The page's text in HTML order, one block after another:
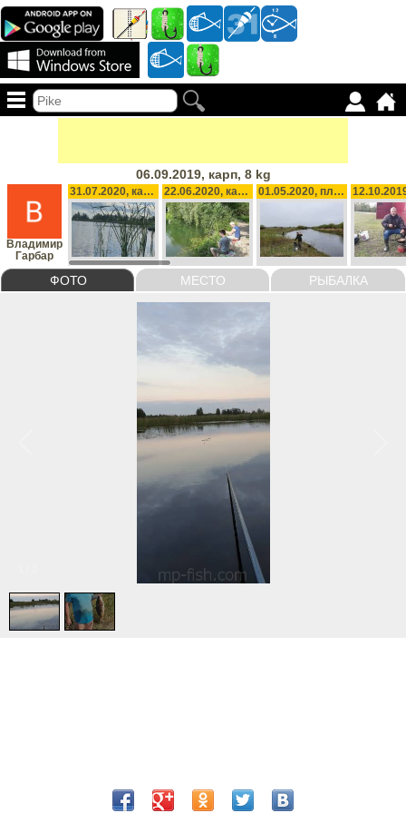
06.09.2019, карп, 8 kg
ФОТО МЕСТО РЫБАЛКА
Владимир
Гарбар
31.07.2020, карп, 15 kg 22.06.2020, канадський окунь 01.05.2020, плотва